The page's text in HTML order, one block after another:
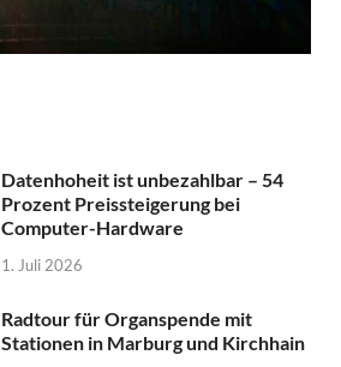
Datenhoheit ist unbezahlbar – 54
Prozent Preissteigerung bei
Computer-Hardware
1. Juli 2026
Radtour für Organspende mit
Stationen in Marburg und Kirchhain